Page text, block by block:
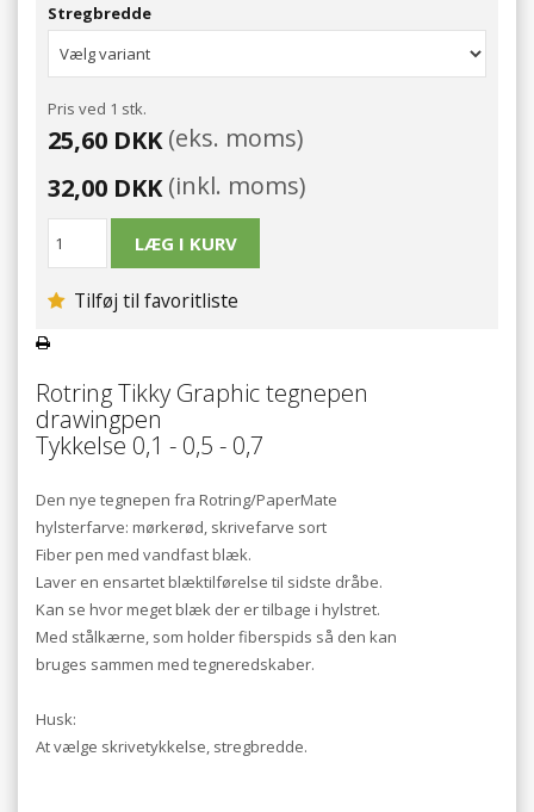
Stregbredde
Pris ved 1 stk.
25,60 DKK(eks. moms)
32,00 DKK(inkl. moms)
Tilføj til favoritliste
Rotring Tikky Graphic tegnepen
drawingpen
Tykkelse 0,1 - 0,5 - 0,7
Den nye tegnepen fra Rotring/PaperMate
hylsterfarve: mørkerød, skrivefarve sort
Fiber pen med vandfast blæk.
Laver en ensartet blæktilførelse til sidste dråbe.
Kan se hvor meget blæk der er tilbage i hylstret.
Med stålkærne, som holder fiberspids så den kan
bruges sammen med tegneredskaber.
Husk:
At vælge skrivetykkelse, stregbredde.